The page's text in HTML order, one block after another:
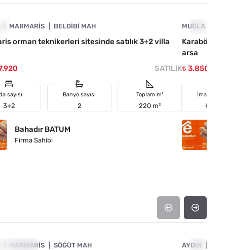
MARMARIS BELDIBI MAH
orman teknikerleri sitesinde satılık 3+2 villa
SATILIK
sayısı
3+2
Banyo sayısı
2
Toplam m²
220 m²
Bahadır BATUM
Firma Sahibi
ACIL
MUĞLA
Karabörtlen
arsa
₺ 3.850.000
İmar
Konut
DÜŞTÜ
MARMARIS SÖĞÜT MAH FIYATI
AYDIN